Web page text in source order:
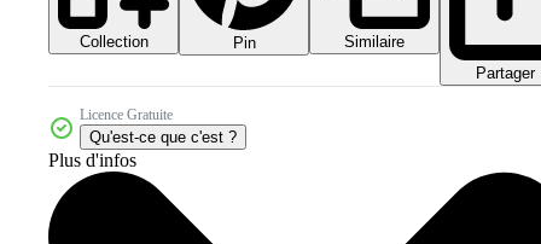
Collection Pin
Similaire
Partager
Licence Gratuite
Qu'est-ce que c'est ?
Plus d'infos